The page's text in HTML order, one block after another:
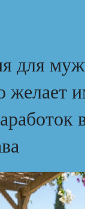
для